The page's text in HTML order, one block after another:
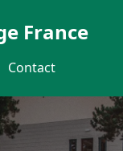
France
Contact